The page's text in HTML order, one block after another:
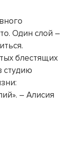
Один слой –
блестящих
студию
– Алисия